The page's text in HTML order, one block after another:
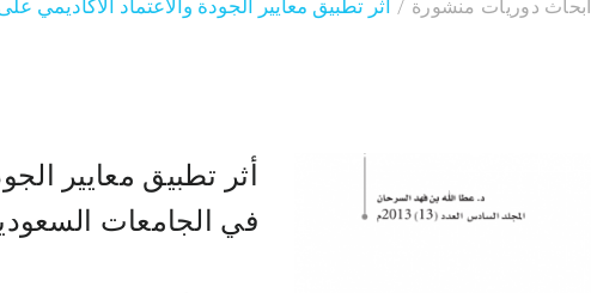
أبحاث دوريات منشورة أثر تطبيق معايير الجودة والاعتماد
أثر تطبيق معايير
في الجامعات